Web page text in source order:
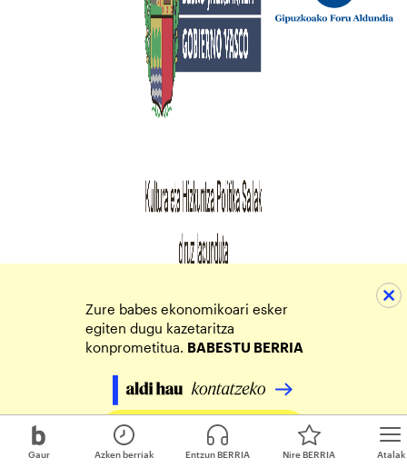
Gaur Atalak
Azken berriak Entzun BERRIA Nire BERRIA
Zure babes ekonomikoari esker
egiten dugu kazetaritza
konprometitua. BABESTU BERRIA
Egin zure ekarpena